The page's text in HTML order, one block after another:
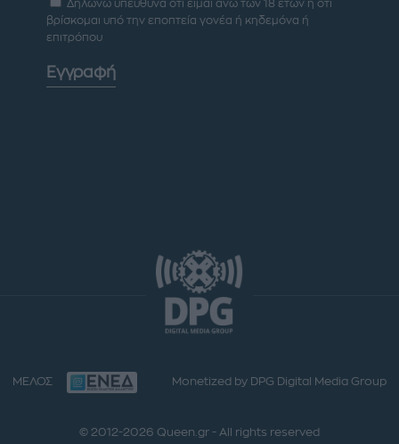
Δηλώνω υπεύθυνα ότι είμαι άνω των 18 ετών ή ότι
βρίσκομαι υπό την εποπτεία γονέα ή κηδεμόνα ή
επιτρόπου
Εγγραφή
ΜΕΛΟΣ Monetized by DPG Digital Media Group
© 2012-2026 Queen.gr - All rights reserved